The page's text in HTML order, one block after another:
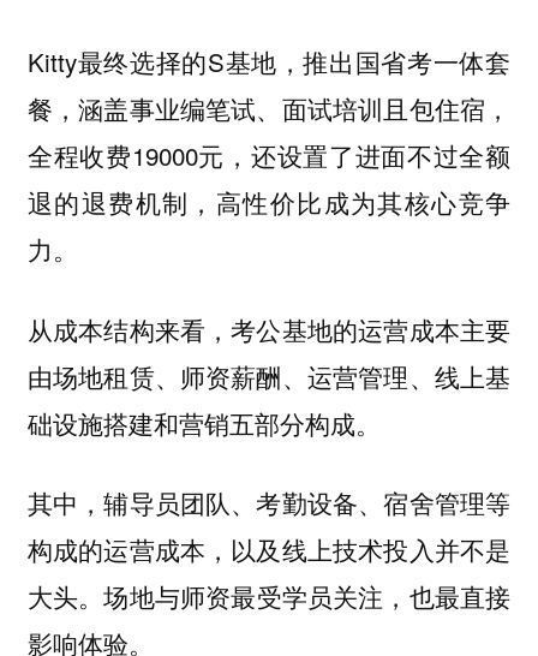
Kitty最终选择的S基地，推出国省考一体套
餐，涵盖事业编笔试、面试培训且包住宿，
全程收费19000元，还设置了进面不过全额
退的退费机制，高性价比成为其核心竞争
力。
从成本结构来看，考公基地的运营成本主要
由场地租赁、师资薪酬、运营管理、线上基
础设施搭建和营销五部分构成。
其中，辅导员团队、考勤设备、宿舍管理等
构成的运营成本，以及线上技术投入并不是
大头。场地与师资最受学员关注，也最直接
影响体验。